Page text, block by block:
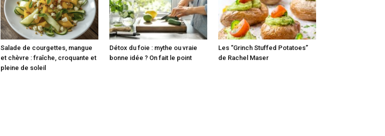
Salade de courgettes, mangue
et chèvre : fraîche, croquante et
pleine de soleil
Détox du foie : mythe ou vraie
bonne idée ? On fait le point
Les “Grinch Stuffed Potatoes”
de Rachel Maser